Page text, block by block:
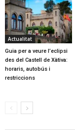
Actualitat
Guia per a veure l’eclipsi
des del Castell de Xàtiva:
horaris, autobús i
restriccions